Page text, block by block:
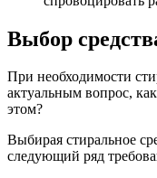
Выбор
При необходимости
актуальным вопрос,
этом?
Выбирая стиральное
следующий ряд